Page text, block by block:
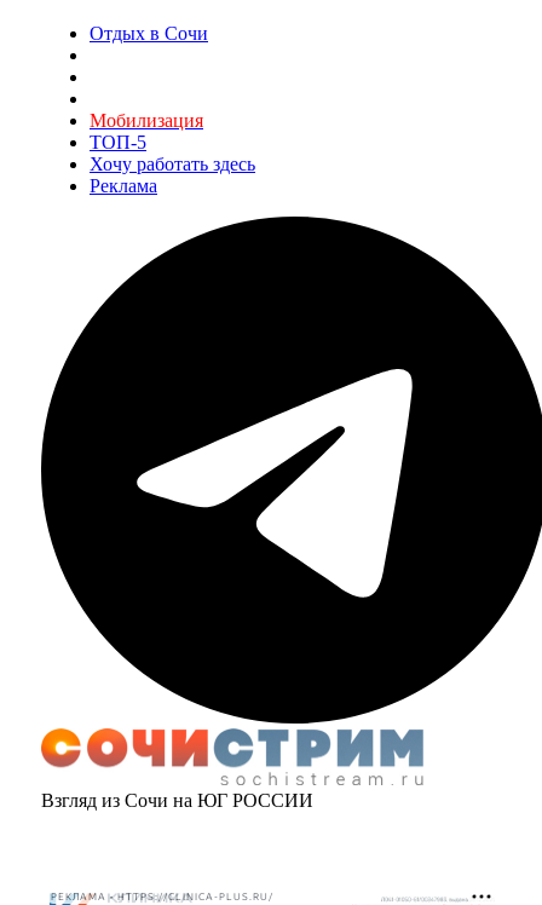
Отдых в Сочи
Мобилизация
ТОП-5
Хочу работать здесь
Реклама
Взгляд из Сочи на ЮГ РОССИИ
РЕКЛАМА • HTTPS://CLINICA-PLUS.RU/